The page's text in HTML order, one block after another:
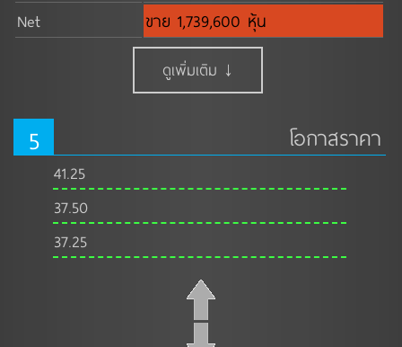
Net
ขาย 1,739,600 หุ้น
ดูเพิ่มเติม ↓
5 โอกาสราคา
41.25
37.50
37.25